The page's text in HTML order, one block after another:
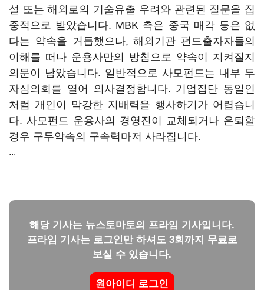
설 또는 해외로의 기술유출 우려와 관련된 질문을 집
중적으로 받았습니다. MBK 측은 중국 매각 등은 없
다는 약속을 거듭했으나, 해외기관 펀드출자자들의
이해를 떠나 운용사만의 방침으로 약속이 지켜질지
의문이 남았습니다. 일반적으로 사모펀드는 내부 투
자심의회를 열어 의사결정합니다. 기업집단 동일인
처럼 개인이 막강한 지배력을 행사하기가 어렵습니
다. 사모펀드 운용사의 경영진이 교체되거나 은퇴할
경우 구두약속의 구속력마저 사라집니다.
...
해당 기사는 뉴스토마토의 프라임 기사입니다.
프라임 기사는 로그인만 하셔도 3회까지 무료로
보실 수 있습니다.
원아이디 로그인